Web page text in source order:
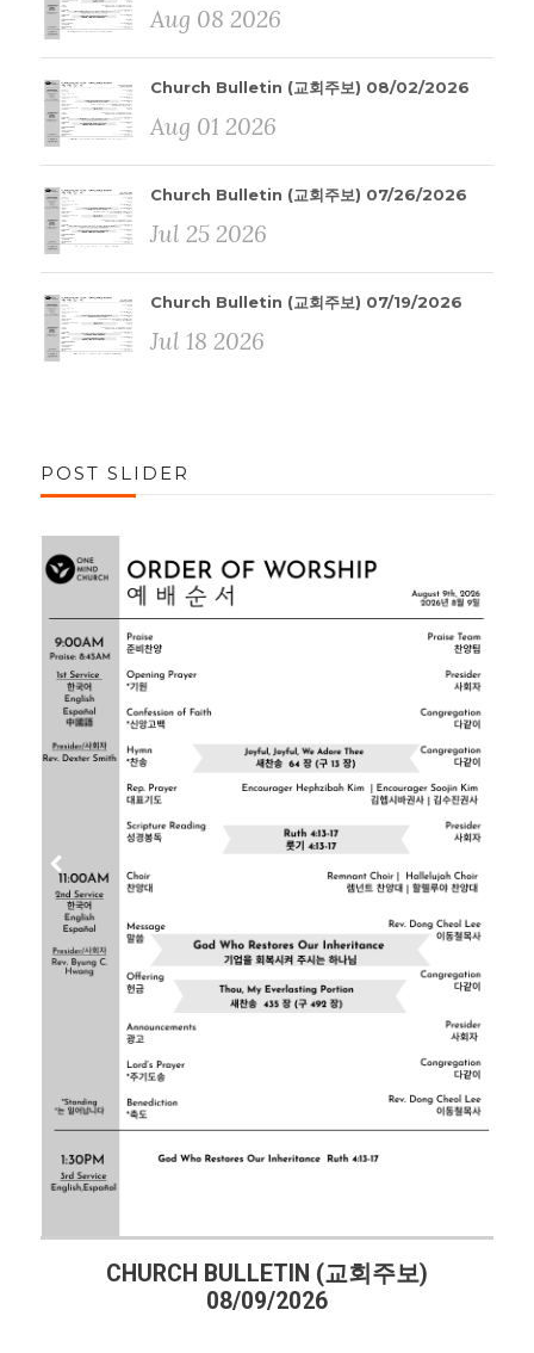
Aug 08 2026
Church Bulletin (교회주보) 08/02/2026
Aug 01 2026
Church Bulletin (교회주보) 07/26/2026
Jul 25 2026
Church Bulletin (교회주보) 07/19/2026
Jul 18 2026
POST SLIDER
CHURCH BULLETIN (교회주보)
08/09/2026